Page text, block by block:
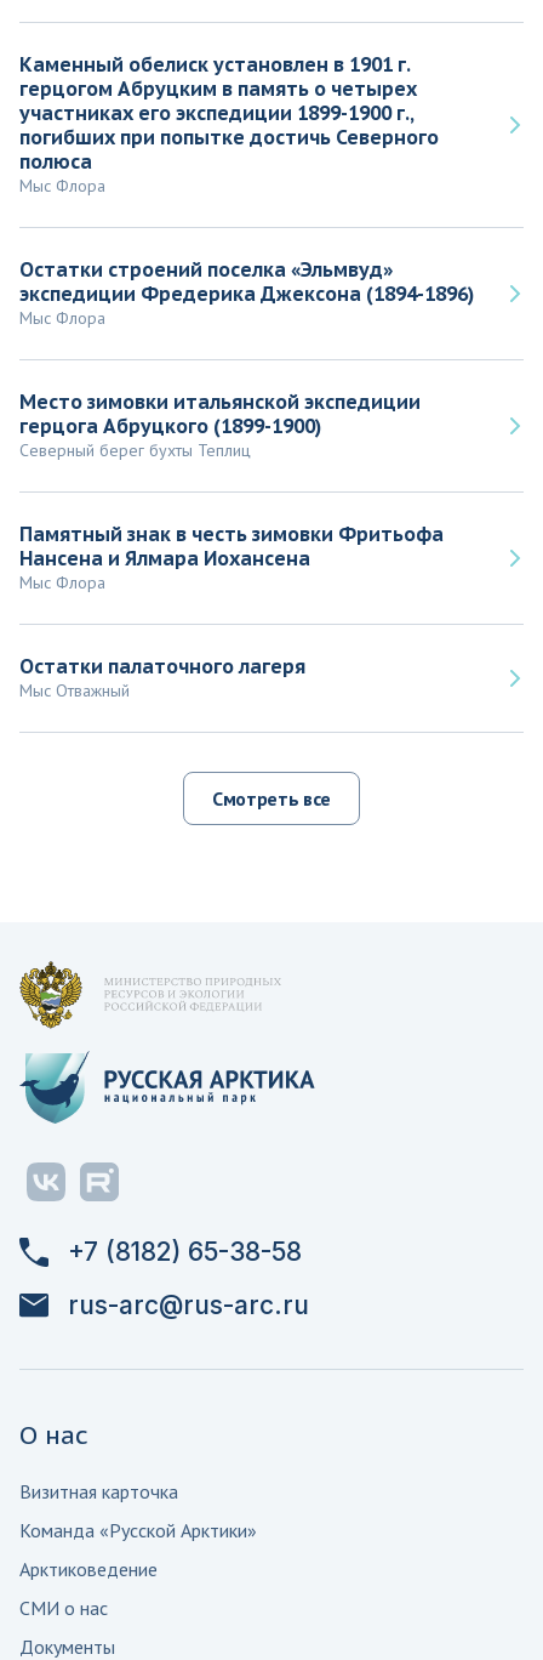
Каменный обелиск установлен в 1901 г.
герцогом Абруцким в память о четырех
участниках его экспедиции 1899-1900 г.,
погибших при попытке достичь Северного
полюса
Мыс Флора
Остатки строений поселка «Эльмвуд»
экспедиции Фредерика Джексона (1894-1896)
Мыс Флора
Место зимовки итальянской экспедиции
герцога Абруцкого (1899-1900)
Северный берег бухты Теплиц
Памятный знак в честь зимовки Фритьофа
Нансена и Ялмара Иохансена
Мыс Флора
Остатки палаточного лагеря
Мыс Отважный
Смотреть все
+7 (8182) 65-38-58
rus-arc@rus-arc.ru
О нас
Визитная карточка
Команда «Русской Арктики»
Арктиковедение
СМИ о нас
Документы